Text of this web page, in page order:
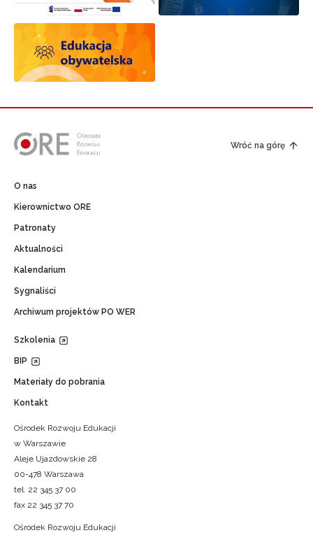
Wróć na górę
O nas
Kierownictwo ORE
Patronaty
Aktualności
Kalendarium
Sygnaliści
Archiwum projektów PO WER
Szkolenia
BIP
Materiały do pobrania
Kontakt
Ośrodek Rozwoju Edukacji
w Warszawie
Aleje Ujazdowskie 28
00-478 Warszawa
tel. 22 345 37 00
fax 22 345 37 70
Ośrodek Rozwoju Edukacji